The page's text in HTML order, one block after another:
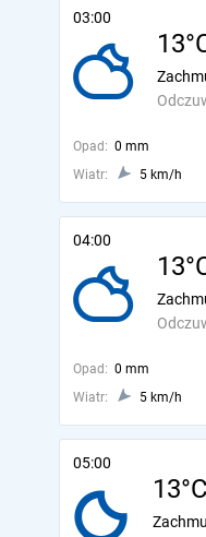
03:00
Opad: 0 mm
Wiatr:
5 km/h
04:00
Opad: 0 mm
Wiatr:
5 km/h
05:00
13°C